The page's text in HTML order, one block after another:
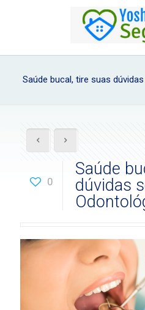
Saúde bucal, tire suas
0
Saúde
dúvidas